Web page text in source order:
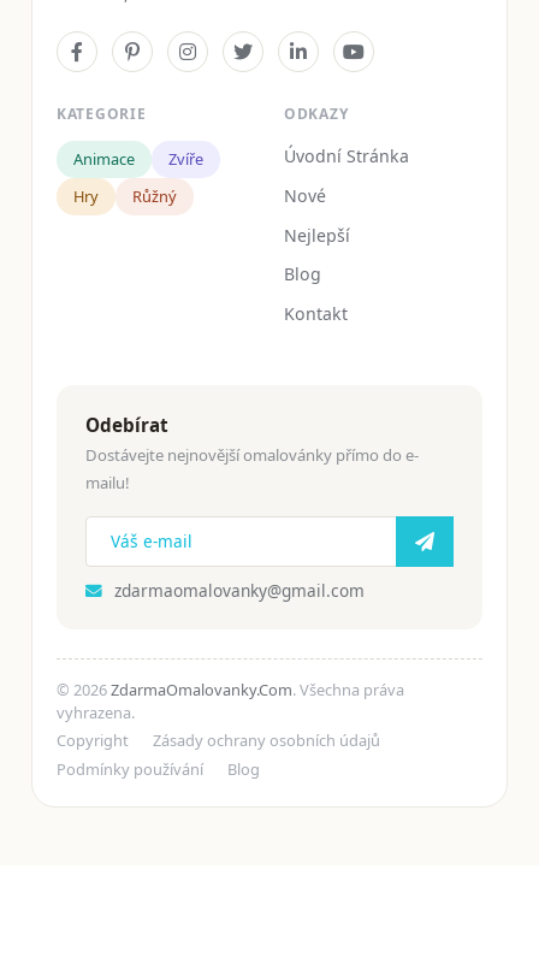
KATEGORIE
Animace
Zvíře
Hry
Růžný
ODKAZY
Úvodní Stránka
Nové
Nejlepší
Blog
Kontakt
Odebírat
Dostávejte nejnovější omalovánky přímo do e-
mailu!
zdarmaomalovanky@gmail.com
© 2026ZdarmaOmalovanky.Com. Všechna práva
vyhrazena.
Copyright
Zásady ochrany osobních údajů
Podmínky používání
Blog